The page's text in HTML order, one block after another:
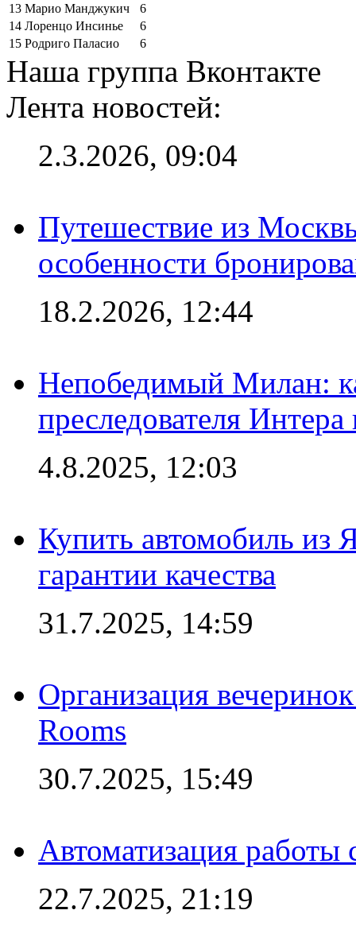
13 Марио Манджукич
6
14 Лоренцо Инсинье
6
15 Родриго Паласио 6
Наша группа Вконтакте
Лента новостей:
2.3.2026, 09:04
Путешествие из
особенности
18.2.2026, 12:44
Непобедимый Милан:
преследователя
4.8.2025, 12:03
Купить автомобиль из
гарантии качества
31.7.2025, 14:59
Организация
Rooms
30.7.2025, 15:49
Автоматизация работы
22.7.2025, 21:19